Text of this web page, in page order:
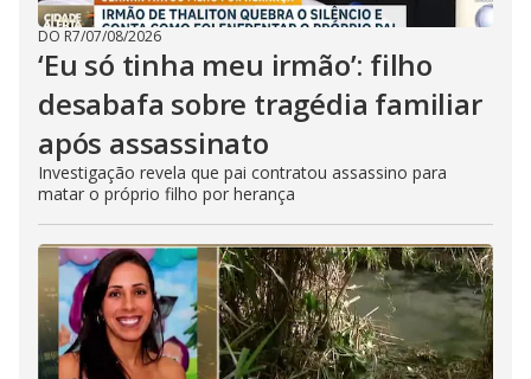
DO R7/07/08/2026
‘Eu só tinha meu irmão’: filho
desabafa sobre tragédia familiar
após assassinato
Investigação revela que pai contratou assassino para
matar o próprio filho por herança